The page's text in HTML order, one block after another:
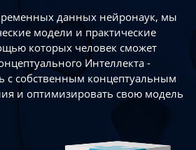
данных нейронаук, мы
модели и практические
которых человек сможет
Интеллекта -
с собственным концептуальным
и оптимизировать свою модель